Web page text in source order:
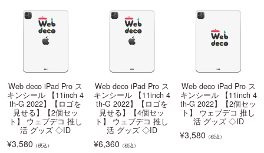
Web deco iPad Pro ス
キンシール 【11inch 4
th-G 2022】【ロゴを
見せる】【2個セッ
ト】 ウェブデコ 推し
活 グッズ ◇ID
¥3,580 （税込）
Web deco iPad Pro ス
キンシール 【11inch 4
th-G 2022】【ロゴを
見せる】【4個セッ
ト】 ウェブデコ 推し
活 グッズ ◇ID
¥6,360 （税込）
Web deco iPad Pro ス
キンシール 【11inch 4
th-G 2022】【2個セッ
ト】 ウェブデコ 推し
活 グッズ ◇ID
¥3,580 （税込）